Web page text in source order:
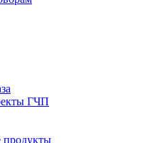
ГЧП
продукты